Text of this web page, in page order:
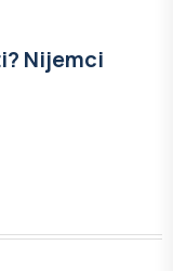
Nijemci